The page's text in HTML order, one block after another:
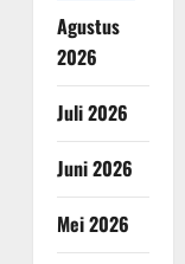
Agustus
2026
Juli 2026
Juni 2026
Mei 2026